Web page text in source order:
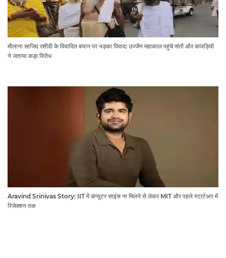
मौलाना साजिद रशीदी के विवादित बयान पर भड़का विवाद: उज्जैन महाकाल पहुंचे संतों और कांवड़ियों
ने जताया कड़ा विरोध
Aravind Srinivas Story: IIT में कंप्यूटर साइंस ना मिलने से लेकर MIT और पहले स्टार्टअप में
रिजेक्शन तक